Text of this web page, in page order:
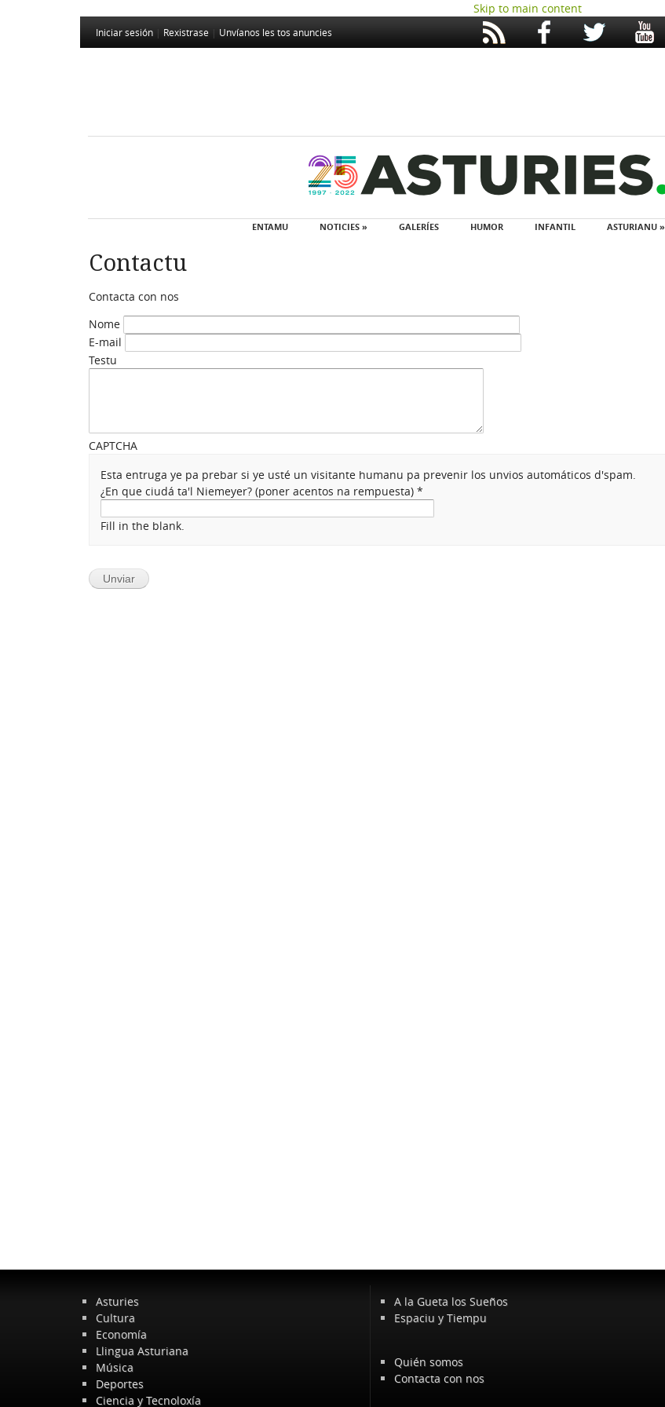
Skip to main content
Iniciar sesión Rexistrase Unvíanos les tos anuncies
ENTAMU NOTICIES » GALERÍES HUMOR INFANTIL ASTURIANU »
Contactu
Contacta con nos
Nome
E-mail
Testu
CAPTCHA
Esta entruga ye pa prebar si ye usté un visitante humanu pa prevenir los unvios automáticos d'spam.
¿En que ciudá ta'l Niemeyer? (poner acentos na rempuesta)*
Fill in the blank.
Asturies
Cultura
Economía
Llingua Asturiana
Música
Deportes
Ciencia y Tecnoloxía
A la Gueta los Sueños
Espaciu y Tiempu
Quién somos
Contacta con nos